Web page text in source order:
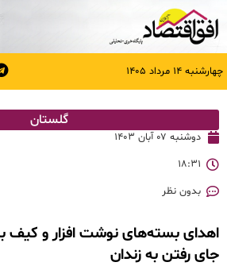
چهارشنبه ۱۴ مرداد ۱۴۰۵
گلستان
دوشنبه ۰۷ آبان ۱۴۰۳
۱۸:۳۱
بدون نظر
اهدای بسته‌های نوشت افزار و کیف
جای رفتن به زندان